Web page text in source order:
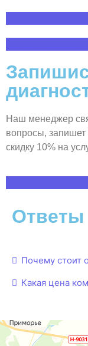
Наш менеджер
вопросы, запишет
скидку 10% на
Почему стоит
Какая цена